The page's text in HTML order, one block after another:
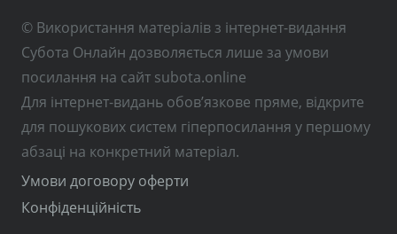
© Використання матеріалів з інтернет-видання
Субота Онлайн дозволяється лише за умови
посилання на сайт subota.online
Для інтернет-видань обов’язкове пряме, відкрите
для пошукових систем гіперпосилання у першому
абзаці на конкретний матеріал.
Умови договору оферти
Конфіденційність